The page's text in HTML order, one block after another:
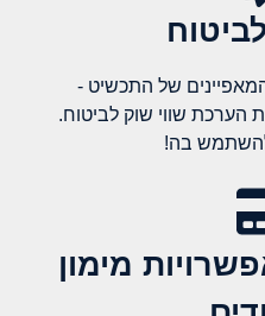
של התכשיט -
הערכת שווי שוק לביטוח.
בה!
מימון